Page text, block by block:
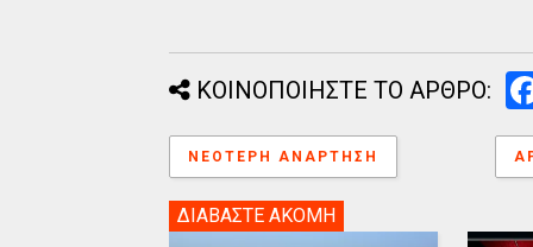
ΚΟΙΝΟΠΟΙΗΣΤΕ ΤΟ ΑΡΘΡΟ:
ΝΕΌΤΕΡΗ ΑΝΆΡΤΗΣΗ
ΔΙΑΒΑΣΤΕ ΑΚΟΜΗ